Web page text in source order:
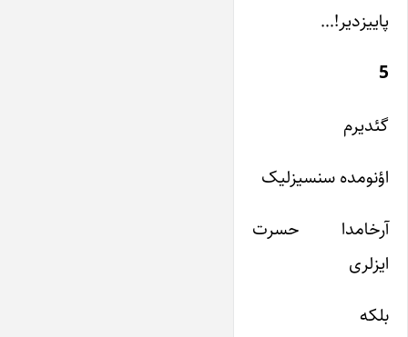
پاییزدیر!…
5
گئدیرم
اؤنومده سنسیزلیک
آرخامدا حسرت
ایزلری
بلکه